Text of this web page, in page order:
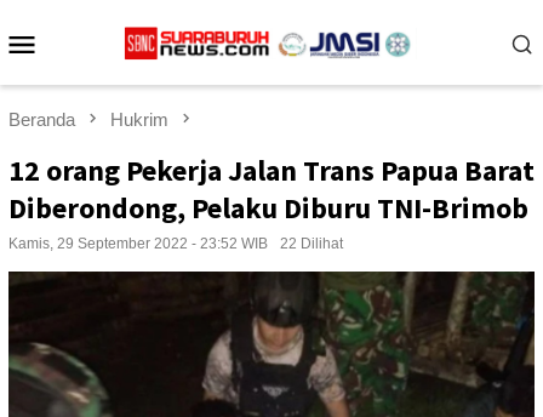
ke
Beranda Hukrim
12 orang Pekerja Jalan Trans Papua Barat
Diberondong, Pelaku Diburu TNI-Brimob
Kamis, 29 September 2022 - 23:52 WIB 22 Dilihat